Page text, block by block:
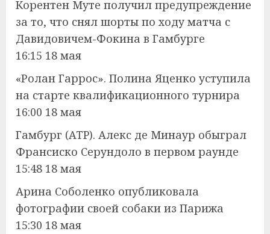
Корентен Муте получил предупреждение
за то, что снял шорты по ходу матча с
Давидовичем-Фокина в Гамбурге
16:15 18 мая
«Ролан Гаррос». Полина Яценко уступила
на старте квалификационного турнира
16:00 18 мая
Гамбург (ATP). Алекс де Минаур обыграл
Франсиско Серундоло в первом раунде
15:48 18 мая
Арина Соболенко опубликовала
фотографии своей собаки из Парижа
15:30 18 мая